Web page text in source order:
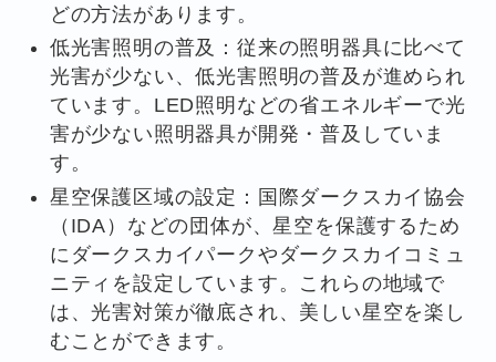
どの方法があります。
低光害照明の普及：従来の照明器具に比べて
光害が少ない、低光害照明の普及が進められ
ています。LED照明などの省エネルギーで光
害が少ない照明器具が開発・普及していま
す。
星空保護区域の設定：国際ダークスカイ協会
（IDA）などの団体が、星空を保護するため
にダークスカイパークやダークスカイコミュ
ニティを設定しています。これらの地域で
は、光害対策が徹底され、美しい星空を楽し
むことができます。